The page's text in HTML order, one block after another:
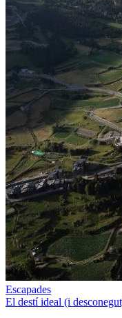
Escapades
El destí ideal (i